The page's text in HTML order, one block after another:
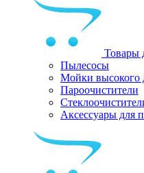
Товары
Пылесосы
Мойки высокого
Пароочистители
Аксессуары для